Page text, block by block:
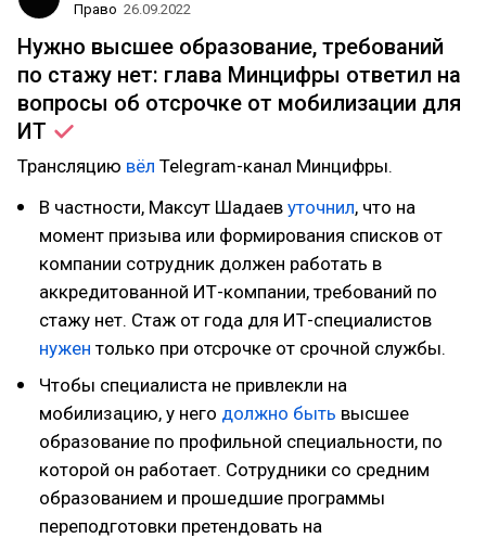
Право 26.09.2022
Нужно высшее образование, требований
по стажу нет: глава Минцифры ответил на
вопросы об отсрочке от мобилизации для
ИТ
Трансляцию вёл Telegram-канал Минцифры.
В частности, Максут Шадаев уточнил, что на
момент призыва или формирования списков от
компании сотрудник должен работать в
аккредитованной ИТ-компании, требований по
стажу нет. Стаж от года для ИТ-специалистов
нужен только при отсрочке от срочной службы.
Чтобы специалиста не привлекли на
мобилизацию, у него должно быть высшее
образование по профильной специальности, по
которой он работает. Сотрудники со средним
образованием и прошедшие программы
переподготовки претендовать на